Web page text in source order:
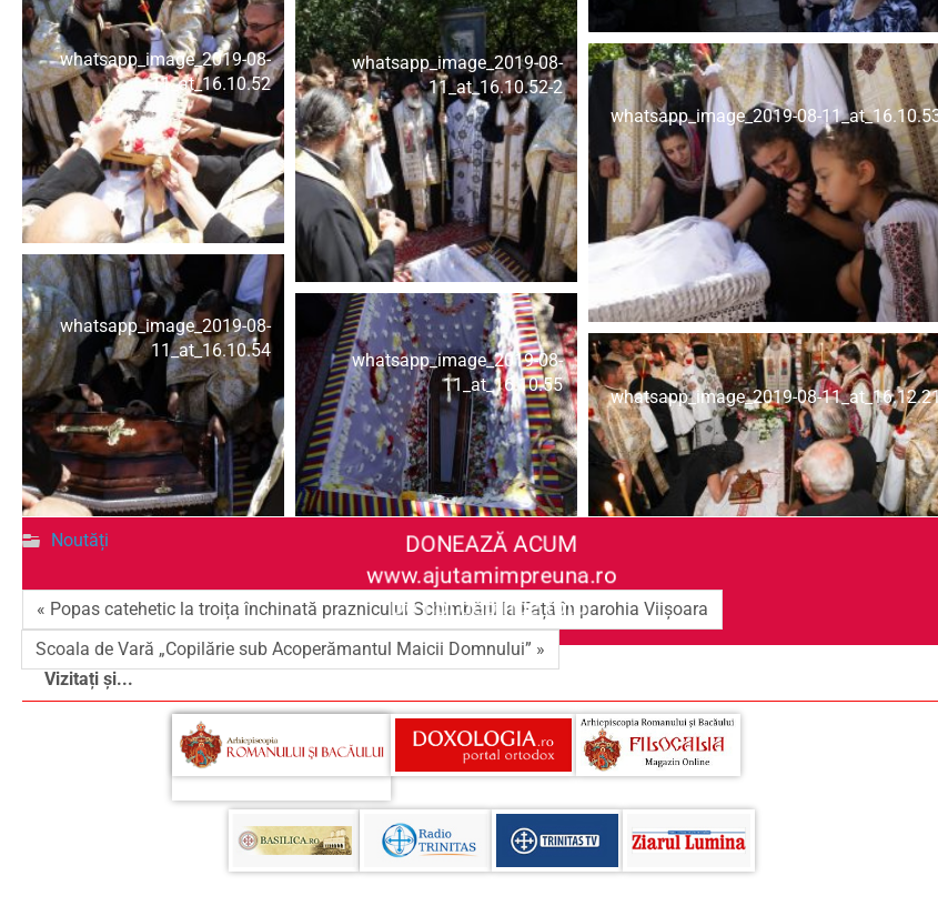
whatsapp_image_2019-08-
11_at_16.10.52
whatsapp_image_2019-08-
11_at_16.10.52-2
whatsapp_image_2019-08-
whatsapp_image_2019-08-
11_at_16.10.54
whatsapp_image_2019-08-
11_at_16.10.55
whatsapp_image_2019-08-
Noutăți
« Popas catehetic la troița închinată praznicului Schimbării la Față în parohia Viișoara
Scoala de Vară „Copilărie sub Acoperămantul Maicii Domnului” »
DONEAZĂ ACUM
www.ajutamimpreuna.ro
De noi depinde totul
Vizitați și...